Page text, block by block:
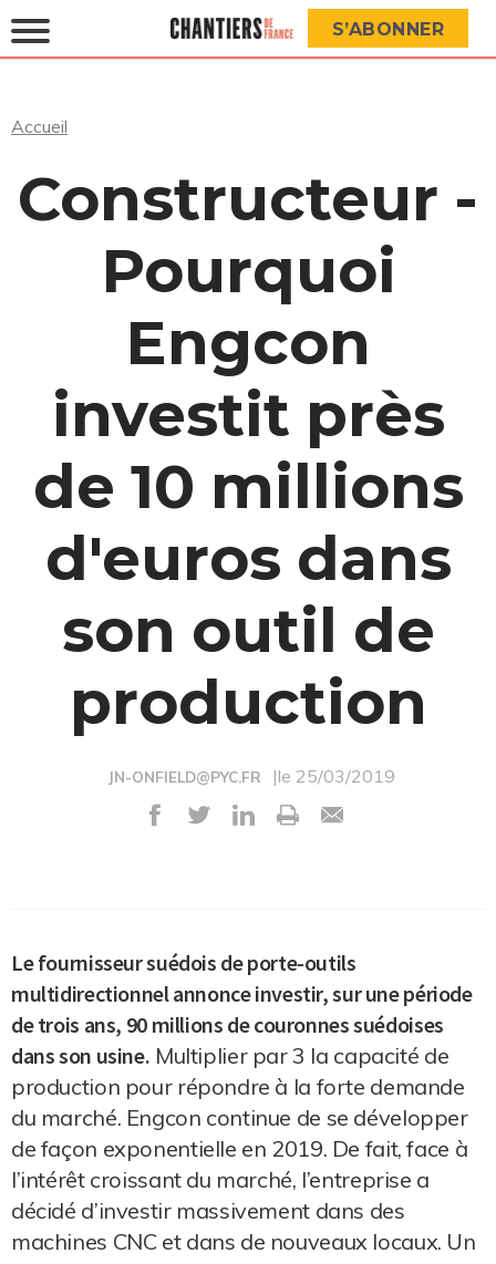
S’ABONNER
Accueil
Constructeur -
Pourquoi
Engcon
investit près
de 10 millions
d'euros dans
son outil de
production
JN-ONFIELD@PYC.FR |le 25/03/2019
Le fournisseur suédois de porte-outils
multidirectionnel annonce investir, sur une période
de trois ans, 90 millions de couronnes suédoises
dans son usine. Multiplier par 3 la capacité de
production pour répondre à la forte demande
du marché. Engcon continue de se développer
de façon exponentielle en 2019. De fait, face à
l’intérêt croissant du marché, l’entreprise a
décidé d’investir massivement dans des
machines CNC et dans de nouveaux locaux. Un